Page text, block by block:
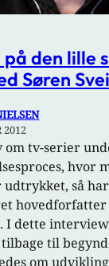
den lille
Søren
2012
om tv-serier
hvor
udtrykket, så
hovedforfatter
I dette
til
om